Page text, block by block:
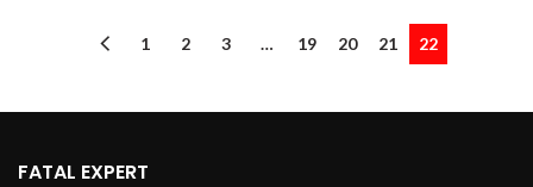
était : est :
1 2 3 … 19 20 21 22
FATAL EXPERT